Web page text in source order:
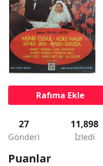
Rafıma Ekle
27
Gönderi
11,898
İzledi
Puanlar